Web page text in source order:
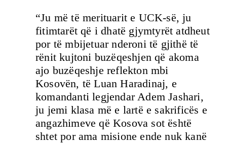
“Ju më të merituarit e UCK-së, ju
fitimtarët që i dhatë gjymtyrët atdheut
por të mbijetuar nderoni të gjithë të
rënit kujtoni buzëqeshjen që akoma
ajo buzëqeshje reflekton mbi
Kosovën, të Luan Haradinaj, e
komandanti legjendar Adem Jashari,
ju jemi klasa më e lartë e sakrificës e
angazhimeve që Kosova sot është
shtet por ama misione ende nuk kanë